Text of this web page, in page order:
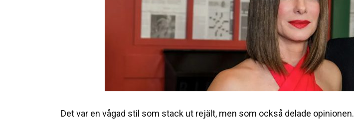
Det var en vågad stil som stack ut rejält, men som också delade opinionen.